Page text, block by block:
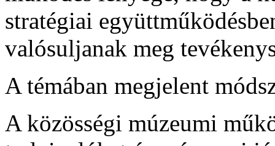
stratégiai
valósuljanak meg
A témában megjelent
A közösségi múzeumi